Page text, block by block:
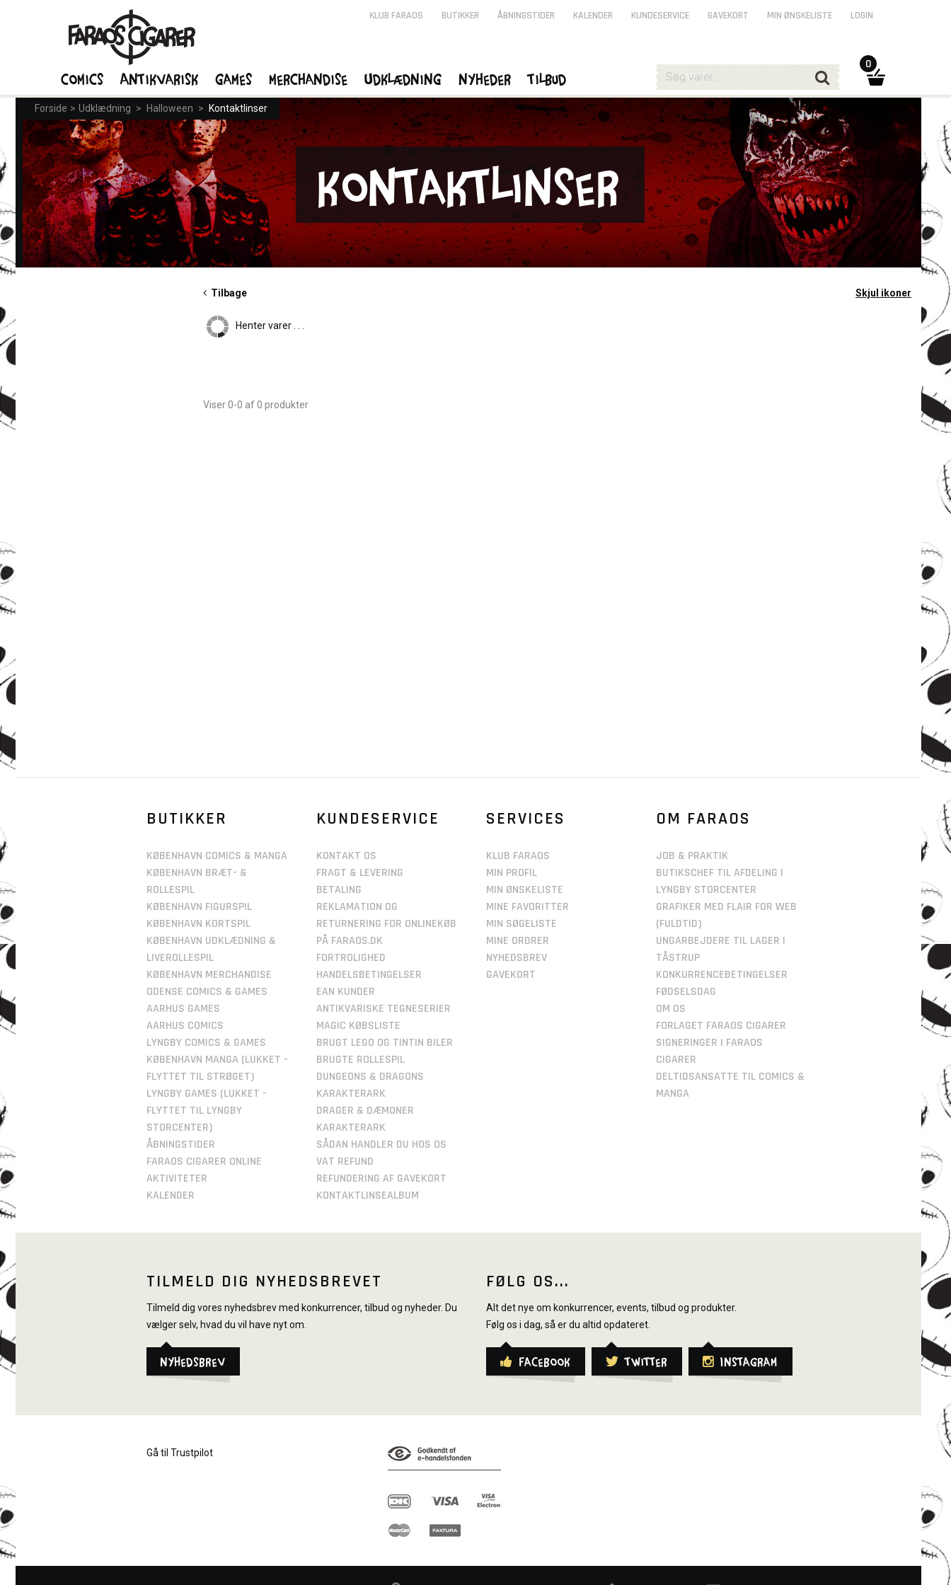
Forside > Udklædning > Halloween > Kontaktlinser
Kontaktlinser
Skjul ikoner
Tilbage
Henter varer . . .
Viser 0-0 af 0 produkter
KLUB FARAOS BUTIKKER ÅBNINGSTIDER KALENDER KUNDESERVICE GAVEKORT MIN ØNSKELISTE LOGIN
Comics Antikvarisk Games Merchandise Udklædning Nyheder Tilbud
0
BUTIKKER
KØBENHAVN COMICS & MANGA
KØBENHAVN BRÆT- &
ROLLESPIL
KØBENHAVN FIGURSPIL
KØBENHAVN KORTSPIL
KØBENHAVN UDKLÆDNING &
LIVEROLLESPIL
KØBENHAVN MERCHANDISE
ODENSE COMICS & GAMES
AARHUS GAMES
AARHUS COMICS
LYNGBY COMICS & GAMES
KØBENHAVN MANGA (LUKKET -
FLYTTET TIL STRØGET)
LYNGBY GAMES (LUKKET -
FLYTTET TIL LYNGBY
STORCENTER)
ÅBNINGSTIDER
FARAOS CIGARER ONLINE
AKTIVITETER
KALENDER
KUNDESERVICE
KONTAKT OS
FRAGT & LEVERING
BETALING
REKLAMATION OG
RETURNERING FOR ONLINEKØB
PÅ FARAOS.DK
FORTROLIGHED
HANDELSBETINGELSER
EAN KUNDER
ANTIKVARISKE TEGNESERIER
MAGIC KØBSLISTE
BRUGT LEGO OG TINTIN BILER
BRUGTE ROLLESPIL
DUNGEONS & DRAGONS
KARAKTERARK
DRAGER & DÆMONER
KARAKTERARK
SÅDAN HANDLER DU HOS OS
VAT REFUND
REFUNDERING AF GAVEKORT
KONTAKTLINSEALBUM
SERVICES
KLUB FARAOS
MIN PROFIL
MIN ØNSKELISTE
MINE FAVORITTER
MIN SØGELISTE
MINE ORDRER
NYHEDSBREV
GAVEKORT
OM FARAOS
JOB & PRAKTIK
BUTIKSCHEF TIL AFDELING I
LYNGBY STORCENTER
GRAFIKER MED FLAIR FOR WEB
(FULDTID)
UNGARBEJDERE TIL LAGER I
TÅSTRUP
KONKURRENCEBETINGELSER
FØDSELSDAG
OM OS
FORLAGET FARAOS CIGARER
SIGNERINGER I FARAOS
CIGARER
DELTIDSANSATTE TIL COMICS &
MANGA
TILMELD DIG NYHEDSBREVET
Tilmeld dig vores nyhedsbrev med konkurrencer, tilbud og nyheder. Du
vælger selv, hvad du vil have nyt om.
Nyhedsbrev
FØLG OS...
Alt det nye om konkurrencer, events, tilbud og produkter.
Følg os i dag, så er du altid opdateret.
Facebook Twitter Instagram
Gå til Trustpilot